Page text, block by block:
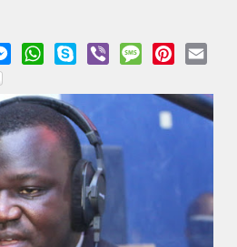
MessengerWhatsApp
Skype Viber MessagePinterest